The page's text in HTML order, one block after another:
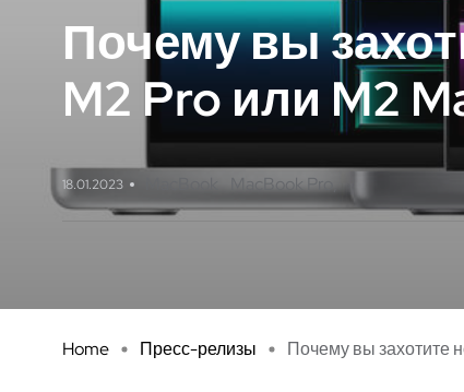
Почему вы
M2 Pro или M2
18.01.2023 MacBook Pro
Home Пресс-релизы Почему вы захотите